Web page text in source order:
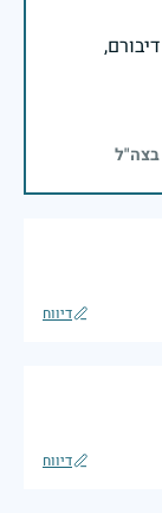
בצה"ל
דיווח
דיווח